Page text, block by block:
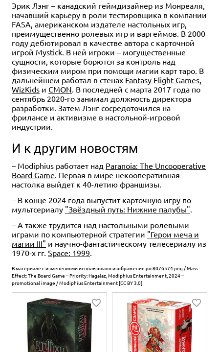
Эрик Лэнг – канадский геймдизайнер из Монреаля,
начавший карьеру в роли тестировщика в компании
FASA, американском издателе настольных игр,
преимущественно ролевых игр и варгеймов. В 2000
году дебютировал в качестве автора с карточной
игрой Mystick. В ней игроки – могущественные
сущности, которые борются за контроль над
физическим миром при помощи магии карт таро. В
дальнейшем работал в стенах Fantasy Flight Games,
WizKids и CMON. В последней с марта 2017 года по
сентябрь 2020-го занимал должность директора
разработки. Затем Лэнг сосредоточился на
фрилансе и активизме в настольной-игровой
индустрии.
И к другим новостям
– Modiphius работает над Paranoia: The Uncooperative
Board Game . Первая в мире некооперативная
настолка выйдет к 40-летию франшизы.
– В конце 2024 года выпустит карточную игру по
мультсериалу "Звёздный путь: Нижние палубы"
– А также трудится над настольными ролевыми
играми по компьютерной стратегии "Герои меча и
магии III" и научно-фантастическому телесериалу из
1970-х гг. Space: 1999
В материале с изменениями использовано изображение pic8076574.png / Mass
Effect: The Board Game – Priority: Hagalaz, Modiphius Entertainment, 2024 –
promotional image / Modiphius Entertainment [CC BY 3.0]